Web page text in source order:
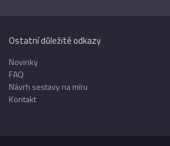
Ostatní důležité odkazy
Novinky
FAQ
Návrh sestavy na míru
Kontakt